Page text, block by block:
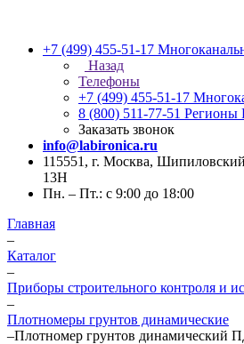
+7 (499) 455-51-17
Назад
Телефоны
+7 (499) 455-51-17
8 (800) 511-77-51 Регионы
Заказать звонок
info@labironica.ru
115551, г. Москва,
13Н
Пн. – Пт.: с 9:00 до 18:00
Главная
–
Каталог
–
Приборы строительного контроля и
–
Плотномеры грунтов динамические
–Плотномер грунтов динамический